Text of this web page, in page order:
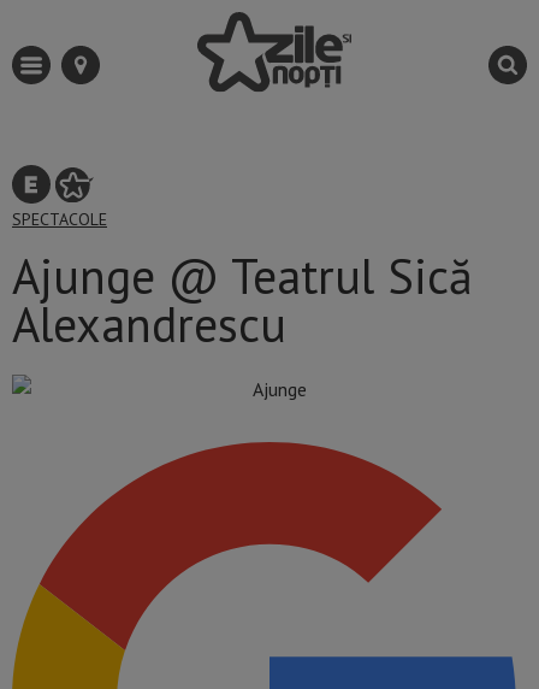
SPECTACOLE
Ajunge @ Teatrul Sică
Alexandrescu